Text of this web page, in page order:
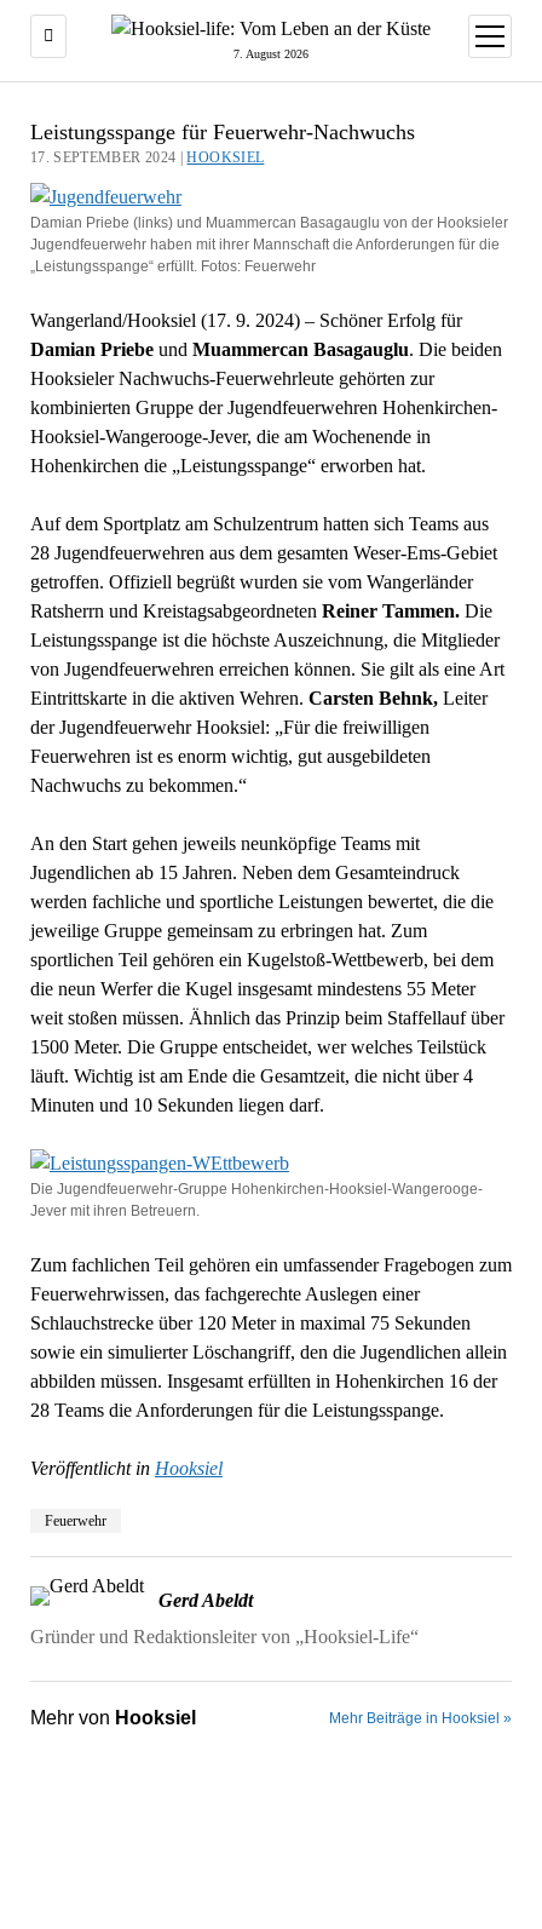
7. August 2026
Menü
öffnen
Leistungsspange für Feuerwehr-Nachwuchs
17. SEPTEMBER 2024 |HOOKSIEL
Damian Priebe (links) und Muammercan Basagauglu von der Hooksieler
Jugendfeuerwehr haben mit ihrer Mannschaft die Anforderungen für die
„Leistungsspange“ erfüllt. Fotos: Feuerwehr
Wangerland/Hooksiel (17. 9. 2024) – Schöner Erfolg für
Damian Priebeund Muammercan Basagauglu. Die beiden
Hooksieler Nachwuchs-Feuerwehrleute gehörten zur
kombinierten Gruppe der Jugendfeuerwehren Hohenkirchen-
Hooksiel-Wangerooge-Jever, die am Wochenende in
Hohenkirchen die „Leistungsspange“ erworben hat.
Auf dem Sportplatz am Schulzentrum hatten sich Teams aus
28 Jugendfeuerwehren aus dem gesamten Weser-Ems-Gebiet
getroffen. Offiziell begrüßt wurden sie vom Wangerländer
Ratsherrn und Kreistagsabgeordneten Reiner Tammen.Die
Leistungsspange ist die höchste Auszeichnung, die Mitglieder
von Jugendfeuerwehren erreichen können. Sie gilt als eine Art
Eintrittskarte in die aktiven Wehren. Carsten Behnk,Leiter
der Jugendfeuerwehr Hooksiel: „Für die freiwilligen
Feuerwehren ist es enorm wichtig, gut ausgebildeten
Nachwuchs zu bekommen.“
An den Start gehen jeweils neunköpfige Teams mit
Jugendlichen ab 15 Jahren. Neben dem Gesamteindruck
werden fachliche und sportliche Leistungen bewertet, die die
jeweilige Gruppe gemeinsam zu erbringen hat. Zum
sportlichen Teil gehören ein Kugelstoß-Wettbewerb, bei dem
die neun Werfer die Kugel insgesamt mindestens 55 Meter
weit stoßen müssen. Ähnlich das Prinzip beim Staffellauf über
1500 Meter. Die Gruppe entscheidet, wer welches Teilstück
läuft. Wichtig ist am Ende die Gesamtzeit, die nicht über 4
Minuten und 10 Sekunden liegen darf.
Die Jugendfeuerwehr-Gruppe Hohenkirchen-Hooksiel-Wangerooge-
Jever mit ihren Betreuern.
Zum fachlichen Teil gehören ein umfassender Fragebogen zum
Feuerwehrwissen, das fachgerechte Auslegen einer
Schlauchstrecke über 120 Meter in maximal 75 Sekunden
sowie ein simulierter Löschangriff, den die Jugendlichen allein
abbilden müssen. Insgesamt erfüllten in Hohenkirchen 16 der
28 Teams die Anforderungen für die Leistungsspange.
Veröffentlicht in Hooksiel
Feuerwehr
Gerd Abeldt
Gründer und Redaktionsleiter von „Hooksiel-Life“
Mehr von Hooksiel Mehr Beiträge in Hooksiel »